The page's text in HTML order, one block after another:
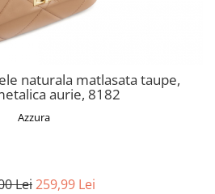
naturala matlasata taupe,
aurie, 8182
Azzura
Lei259,99 Lei